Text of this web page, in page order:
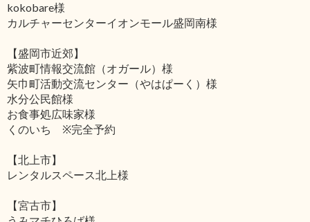
kokobare様
カルチャーセンターイオンモール盛岡南様
【盛岡市近郊】
紫波町情報交流館（オガール）様
矢巾町活動交流センター（やはぱーく）様
水分公民館様
お食事処広味家様
くのいち ※完全予約
【北上市】
レンタルスペース北上様
【宮古市】